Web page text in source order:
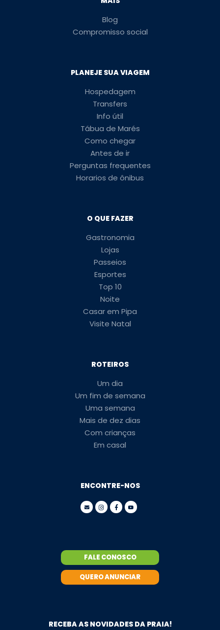
Blog
Compromisso social
PLANEJE SUA VIAGEM
Hospedagem
Transfers
Info útil
Tábua de Marés
Como chegar
Antes de ir
Perguntas frequentes
Horarios de ônibus
O QUE FAZER
Gastronomia
Lojas
Passeios
Esportes
Top 10
Noite
Casar em Pipa
Visite Natal
ROTEIROS
Um dia
Um fim de semana
Uma semana
Mais de dez dias
Com crianças
Em casal
ENCONTRE-NOS
FALE CONOSCO
QUERO ANUNCIAR
RECEBA AS NOVIDADES DA PRAIA!